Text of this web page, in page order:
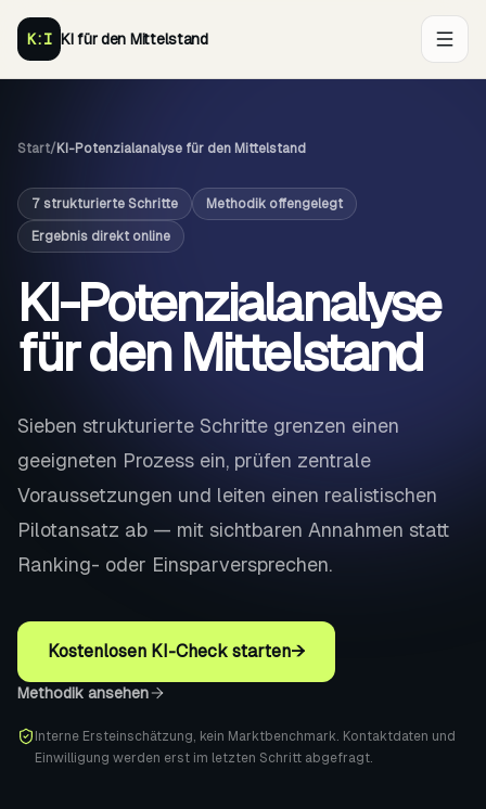
K:I KI für den Mittelstand
Start/ KI-Potenzialanalyse für den Mittelstand
7 strukturierte Schritte Methodik offengelegt
Ergebnis direkt online
KI-Potenzialanalyse
für den Mittelstand
Sieben strukturierte Schritte grenzen einen
geeigneten Prozess ein, prüfen zentrale
Voraussetzungen und leiten einen realistischen
Pilotansatz ab — mit sichtbaren Annahmen statt
Ranking- oder Einsparversprechen.
Kostenlosen KI-Check starten→
Methodik ansehen
Interne Ersteinschätzung, kein Marktbenchmark. Kontaktdaten und
Einwilligung werden erst im letzten Schritt abgefragt.